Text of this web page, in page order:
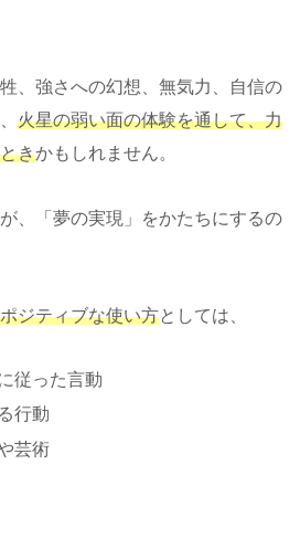
、強さへの幻想、無気力、自信の
火星の弱い面の体験を通して、力
きかもしれません。
、「夢の実現」をかたちにするの
ジティブな使い方としては、
従った言動
行動
芸術